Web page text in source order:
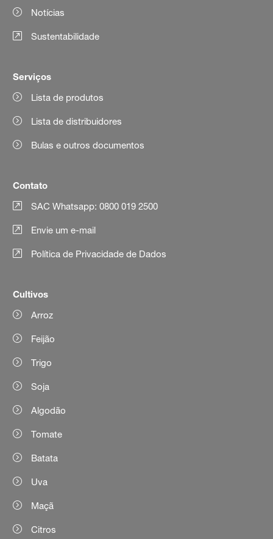
Notícias
Sustentabilidade
Serviços
Lista de produtos
Lista de distribuidores
Bulas e outros documentos
Contato
SAC Whatsapp: 0800 019 2500
Envie um e-mail
Política de Privacidade de Dados
Cultivos
Arroz
Feijão
Trigo
Soja
Algodão
Tomate
Batata
Uva
Maçã
Citros